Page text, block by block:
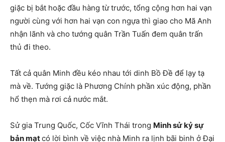
giặc bị bắt hoặc đầu hàng từ trước, tổng cộng hơn hai vạn
người cùng với hơn hai vạn con ngựa thì giao cho Mã Anh
nhận lãnh và cho tướng quân Trần Tuấn đem quân trấn
thủ đi theo.
Tất cả quân Minh đều kéo nhau tới dinh Bồ Đề để lạy tạ
mà về. Tướng giặc là Phương Chính phần xúc động, phần
hổ thẹn mà rơi cả nước mắt.
Sử gia Trung Quốc, Cốc Vĩnh Thái trong Minh sử kỷ sự
bản mạtcó lời bình về việc nhà Minh ra lịnh bãi binh ở Đại